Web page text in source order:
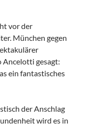
vor der
München gegen
Ancelotti gesagt:
ein fantastisches
der Anschlag
wird es in